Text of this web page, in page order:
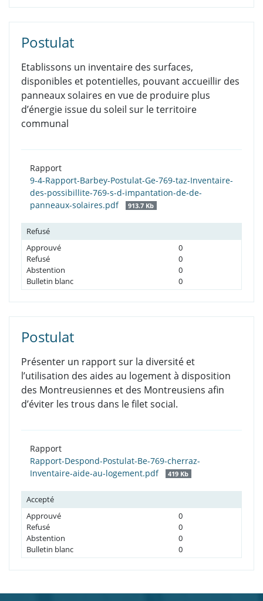
Postulat
Etablissons un inventaire des surfaces,
disponibles et potentielles, pouvant accueillir des
panneaux solaires en vue de produire plus
d’énergie issue du soleil sur le territoire
communal
Rapport
9-4-Rapport-Barbey-Postulat-Ge-769-taz-Inventaire-
des-possibillite-769-s-d-impantation-de-de-
panneaux-solaires.pdf
913.7 Kb
Refusé
Approuvé
0
Refusé
0
Abstention
0
Bulletin blanc
0
Postulat
Présenter un rapport sur la diversité et
l’utilisation des aides au logement à disposition
des Montreusiennes et des Montreusiens afin
d’éviter les trous dans le filet social.
Rapport
Rapport-Despond-Postulat-Be-769-cherraz-
Inventaire-aide-au-logement.pdf
419 Kb
Accepté
Approuvé
0
Refusé
0
Abstention
0
Bulletin blanc
0